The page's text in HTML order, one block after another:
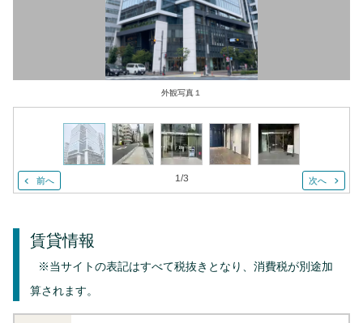
外観写真１
前へ 1/3 次へ
賃貸情報
※当サイトの表記はすべて税抜きとなり、消費税が別途加
算されます。